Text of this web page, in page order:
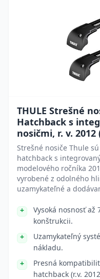
THULE Strešné
Hatchback s
nosičmi, r. v. 2012
Strešné nosiče Thule
hatchback s
modelového ročníka
vyrobené z odolného
uzamykateľné a
Vysoká nosnosť až
konštrukcii.
Uzamykateľný
nákladu.
Presná
hatchback (r.v.